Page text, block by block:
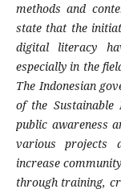
methods and
state that the
digital literacy
especially in the
The Indonesian
of the Sustainable
public awareness
various projects
increase
through training,